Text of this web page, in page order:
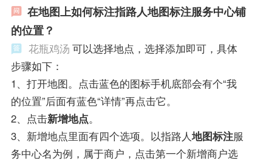
在地图上如何标注指路人地图标注服务中心铺
的位置？
花瓶鸡汤 可以选择地点，选择添加即可，具体
步骤如下：
1、打开地图。点击蓝色的图标手机底部会有个“我
的位置”后面有蓝色“详情”再点击它。
2、点击新增地点。
3、新增地点里面有四个选项。以指路人地图标注服
务中心名为例，属于商户，点击第一个新增商户选